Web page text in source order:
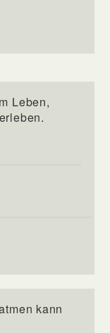
Leben,
kann